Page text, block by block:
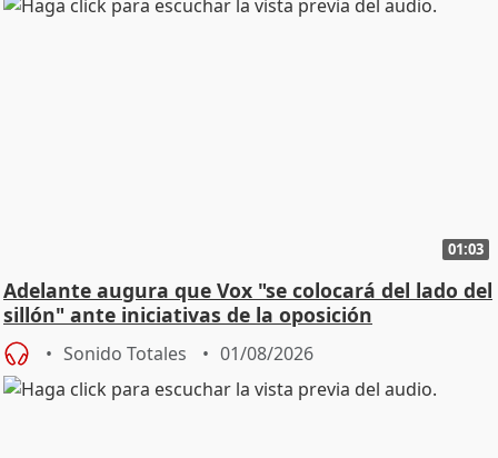
01:03
Adelante augura que Vox "se colocará del lado del
sillón" ante iniciativas de la oposición
Sonido Totales 01/08/2026